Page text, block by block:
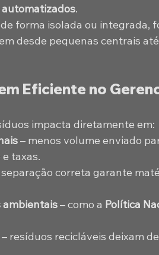
automatizados.
forma isolada ou integrada,
desde pequenas centrais
Eficiente no
impacta diretamente em:
– menos volume enviado
taxas.
separação correta garante
ambientais – como a Política
– resíduos recicláveis deixam